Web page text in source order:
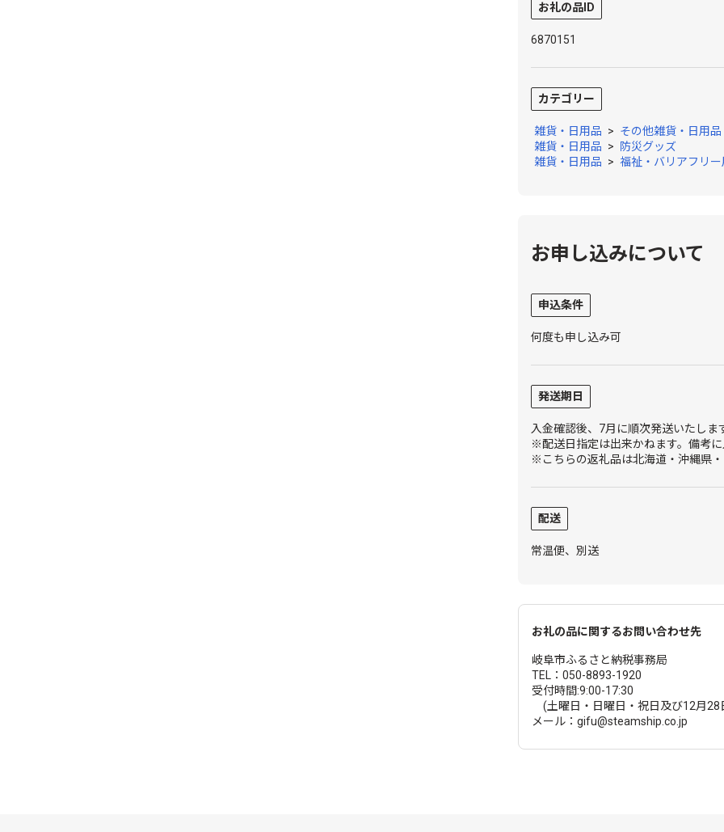
お礼の品ID
6870151
カテゴリー
雑貨・日用品 > その他雑貨・日用品
雑貨・日用品 > 防災グッズ
雑貨・日用品 > 福祉・バリアフリー
お申し込みについて
申込条件
何度も申し込み可
発送期日
入金確認後、7月に順次発送いたしま
※配送日指定は出来かねます。備考
※こちらの返礼品は北海道・沖縄県
配送
常温便、別送
お礼の品に関するお問い合わせ先
岐阜市ふるさと納税事務局
TEL：050-8893-1920
受付時間:9:00-17:30
(土曜日・日曜日・祝日及び12月28
メール：gifu@steamship.co.jp